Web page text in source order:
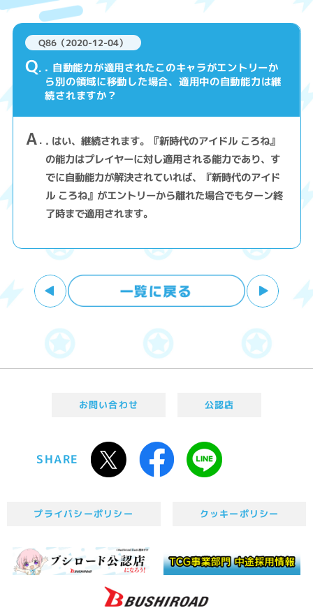
Q86（2020-12-04）
Q . 自動能力が適用されたこのキャラがエントリーか
ら別の領域に移動した場合、適用中の自動能力は継
続されますか？
A . はい、継続されます。『新時代のアイドル ころね』
の能力はプレイヤーに対し適用される能力であり、す
でに自動能力が解決されていれば、『新時代のアイド
ル ころね』がエントリーから離れた場合でもターン終
了時まで適用されます。
お問い合わせ 公認店
SHARE
プライバシーポリシー クッキーポリシー